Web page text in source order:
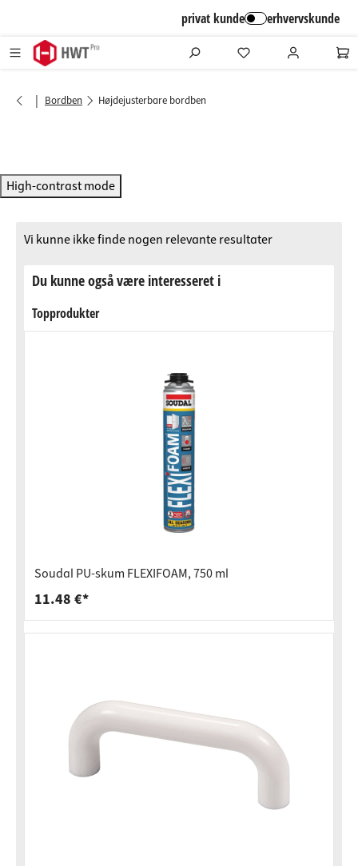
privat kunde erhvervskunde
| Bordben Højdejusterbare bordben
High-contrast mode
Vi kunne ikke finde nogen relevante resultater
Du kunne også være interesseret i
Topprodukter
Soudal PU-skum FLEXIFOAM, 750 ml
11.48 €*